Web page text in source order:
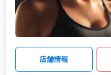
店舗情報